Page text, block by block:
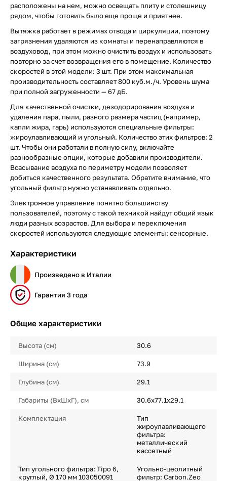
расположены на нем, можно освещать плиту и столешницу
рядом, чтобы готовить было еще проще и приятнее.
Вытяжка работает в режимах отвода и циркуляции, поэтому
загрязнения удаляются из комнаты и перенаправляются в
воздуховод, при этом можно очистить воздух и использовать
повторно за счет возвращения его в помещение. Количество
скоростей в этой модели: 3 шт. При этом максимальная
производительность составляет 800 куб.м./ч. Уровень шума
при полной загруженности — 67 дБ.
Для качественной очистки, дезодорирования воздуха и
удаления пара, пыли, разного размера частиц (например,
капли жира, гарь) используются специальные фильтры:
жироулавливающий и угольный. Количество этих фильтров: 2
шт. Чтобы они работали в полную силу, включайте
разнообразные опции, которые добавили производители.
Всасывание воздуха по периметру модели позволяет
добиться качественного результата. Обратите внимание, что
угольный фильтр нужно устанавливать отдельно.
Электронное управление понятно большинству
пользователей, поэтому с такой техникой найдут общий язык
люди разных возрастов. Для выбора и переключения
скоростей используются следующие элементы: сенсорные.
Характеристики
Произведено в Италии
Гарантия 3 года
Общие характеристики
Высота (см) 30.6
Ширина (см) 73.9
Глубина (см) 29.1
Габариты (ВхШхГ), см 30.6х77.1х29.1
Комплектация
Тип
жироулавливающего
фильтра:
металлический
кассетный
Тип угольного фильтра: Tipo 6,
круглый, Ø 170 мм 103050091
Угольно-цеолитный
фильтр: Carbon.Zeo